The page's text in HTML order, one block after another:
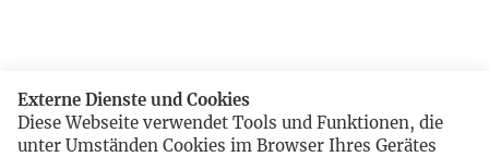
Externe Dienste und Cookies
Diese Webseite verwendet Tools und Funktionen, die
unter Umständen Cookies im Browser Ihres Gerätes